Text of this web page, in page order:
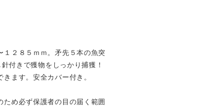
１２８５ｍｍ。矛先５本の魚突
付きで獲物をしっかり捕獲！
ます。安全カバー付き。
め必ず保護者の目の届く範囲